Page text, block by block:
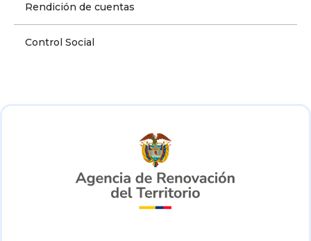
Rendición de cuentas
Control Social